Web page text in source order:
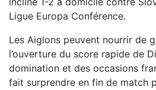
Ligue Europa Conférence.
Les Aiglons peuvent nourrir de
l’ouverture du score rapide de
domination et des occasions
fait surprendre en fin de match